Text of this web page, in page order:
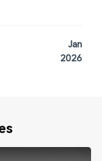
Jan
2026